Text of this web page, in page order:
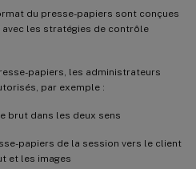
du presse-papiers sont conçues
les stratégies de contrôle
papiers, les administrateurs
par exemple :
brut dans les deux sens
papiers de la session vers le client
et les images